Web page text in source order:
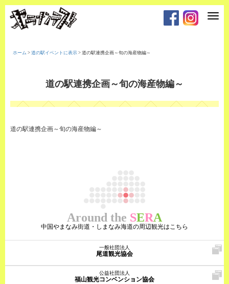
T
t
i
ホーム > 道の駅イベントに表示 > 道の駅連携企画～旬の海産物編～
道の駅連携企画～旬の海産物編～
道の駅連携企画～旬の海産物編～
Around the SERA
中国やまなみ街道・しまなみ海道の周辺観光はこちら
一般社団法人
尾道観光協会
公益社団法人
福山観光コンベンション協会